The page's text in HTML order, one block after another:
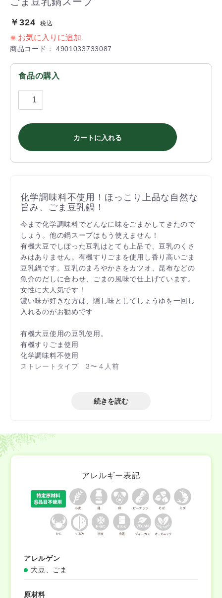
￥324 税込
お気に入りに追加
商品コード： 4901033733087
食品の購入
カートに入れる
化学調味料不使用！ほっこり上品な自然な
旨み、ごま豆乳鍋！
今まで化学調味料でどんなに味をごまかしてきたので
しょう。他の鍋スープはもう使えません！
有機大豆でしぼった豆乳はとても上品で、豆乳のくさ
みはありません。有機すりごまを使用し香り高いごま
豆乳鍋です。豆乳のまろやかさをカツオ、昆布などの
魚介のだしに合わせ、ごまの風味で仕上げています。
女性に大人気です！
濃い味が好きな方は、隠し味としてしょうゆを一回し
入れるのがお勧めです
有機大豆使用の豆乳使用。
有機すりごま使用
化学調味料不使用
ストレートタイプ 3〜４人前
続きを読む
アレルギー表記
アレルゲン
大豆、ごま
原材料